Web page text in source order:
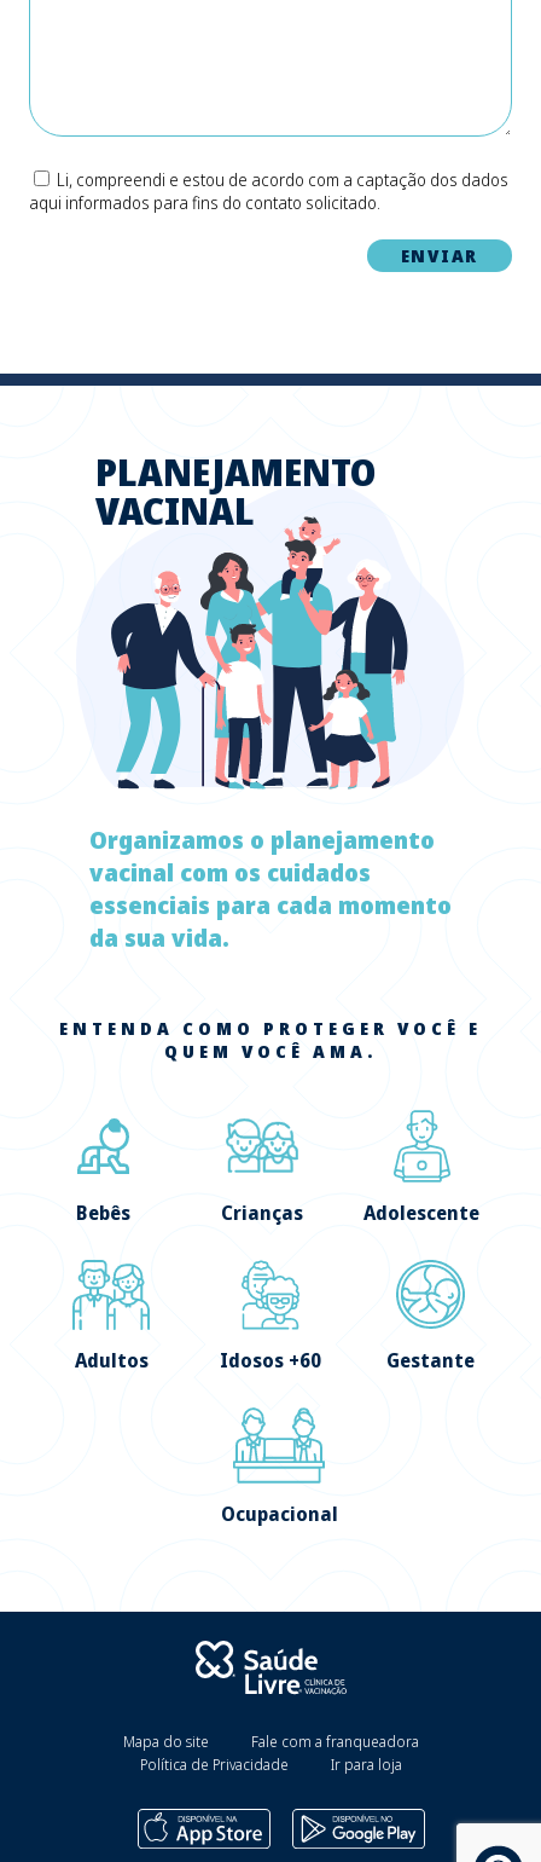
Li, compreendi e estou de acordo com a captação dos dados
aqui informados para fins do contato solicitado.
PLANEJAMENTO
VACINAL
Organizamos o planejamento
vacinal com os cuidados
essenciais para cada momento
da sua vida.
ENTENDA COMO PROTEGER VOCÊ E
QUEM VOCÊ AMA.
Bebês Crianças Adolescente
Adultos Idosos +60 Gestante
Ocupacional
Mapa do site
Fale com a franqueadora
Política de Privacidade
Ir para loja